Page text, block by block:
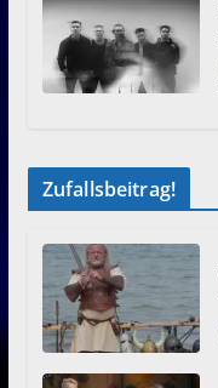
Zufallsbeitrag!